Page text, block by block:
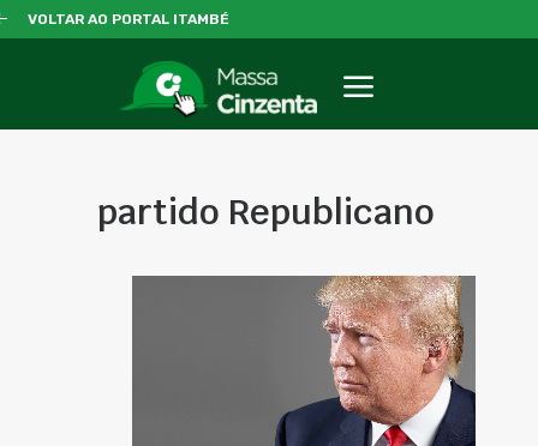
VOLTAR AO PORTAL ITAMBÉ
partido Republicano